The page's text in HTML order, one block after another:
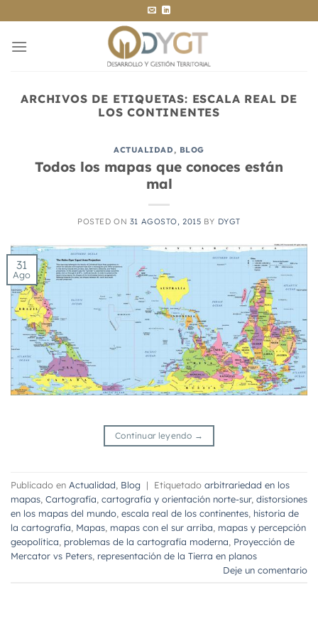
al
contenido
ARCHIVOS DE ETIQUETAS: ESCALA REAL DE
LOS CONTINENTES
ACTUALIDAD, BLOG
Todos los mapas que conoces están
mal
POSTED ON 31 AGOSTO, 2015 BY DYGT
31
Ago
Continuar leyendo →
Publicado en Actualidad Blog | Etiquetado arbitrariedad en los
mapas Cartografía cartografía y orientación norte-sur, distorsiones
en los mapas del mundo escala real de los continentes historia de
la cartografía Mapas mapas con el sur arriba mapas y percepción
geopolítica problemas de la cartografía moderna Proyección de
Mercator vs Peters representación de la Tierra en planos
Deje un comentario